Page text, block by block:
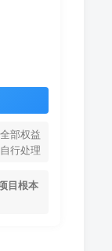
部权益
行处理
目根本